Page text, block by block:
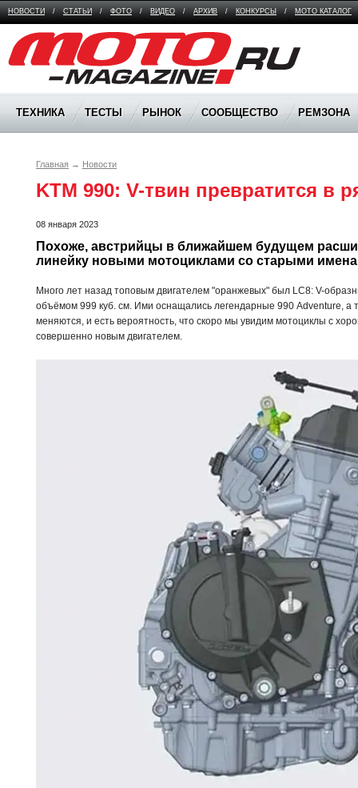
НОВОСТИ / СТАТЬИ / ФОТО / ВИДЕО / АРХИВ / КОНКУРСЫ / МОТО КАТАЛОГ
Moto Magazine
ТЕХНИКА ТЕСТЫ РЫНОК СООБЩЕСТВО РЕМЗОНА
Главная → Новости
KTM 990: V-твин превратится в
08 января 2023
Похоже, австрийцы в ближайшем будущем
линейку новыми мотоциклами со старыми
Много лет назад топовым двигателем "оранжевых" был LC8: V-
объёмом 999 куб. см. Ими оснащались легендарные 990 Adventure, а
меняются, и есть вероятность, что скоро мы увидим мотоциклы с
совершенно новым двигателем.